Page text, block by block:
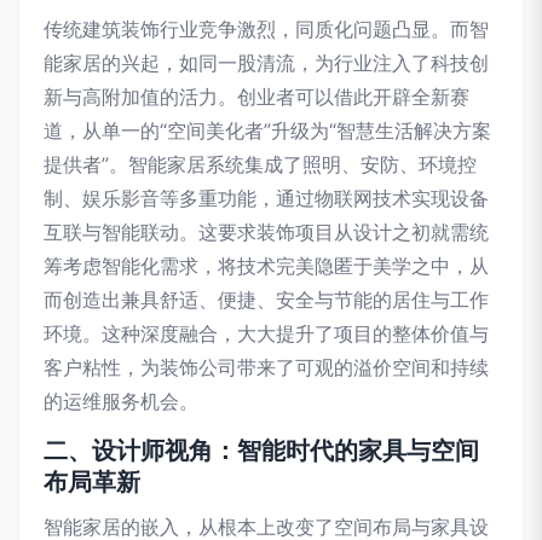
传统建筑装饰行业竞争激烈，同质化问题凸显。而智
能家居的兴起，如同一股清流，为行业注入了科技创
新与高附加值的活力。创业者可以借此开辟全新赛
道，从单一的“空间美化者”升级为“智慧生活解决方案
提供者”。智能家居系统集成了照明、安防、环境控
制、娱乐影音等多重功能，通过物联网技术实现设备
互联与智能联动。这要求装饰项目从设计之初就需统
筹考虑智能化需求，将技术完美隐匿于美学之中，从
而创造出兼具舒适、便捷、安全与节能的居住与工作
环境。这种深度融合，大大提升了项目的整体价值与
客户粘性，为装饰公司带来了可观的溢价空间和持续
的运维服务机会。
二、设计师视角：智能时代的家具与空间
布局革新
智能家居的嵌入，从根本上改变了空间布局与家具设